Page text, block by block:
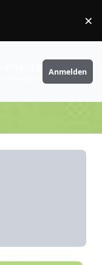
×
PhantaFriends.de
Anmelden